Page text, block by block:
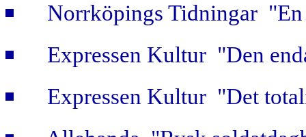
Norrköpings Tidningar
Expressen Kultur "Den
Expressen Kultur "Det